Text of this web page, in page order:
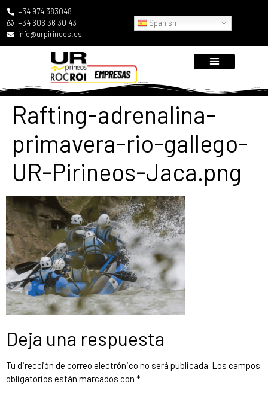
+34 974 383048
+34 606 36 30 43
info@urpirineos.es
Spanish
Rafting-adrenalina-
primavera-rio-gallego-
UR-Pirineos-Jaca.png
Deja una respuesta
Tu dirección de correo electrónico no será publicada. Los campos
obligatorios están marcados con *